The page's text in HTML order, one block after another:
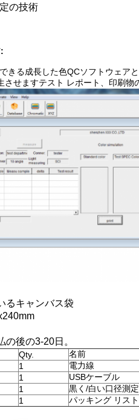
の技術
きる成長した色QCソフトウェア
せますテスト レポート、印刷物
るキャンバス袋
後の3-20日。
Qty.
名前
1
電力線
1
USBケーブル
1
黒く/白い口径測
1
パッキング リスト